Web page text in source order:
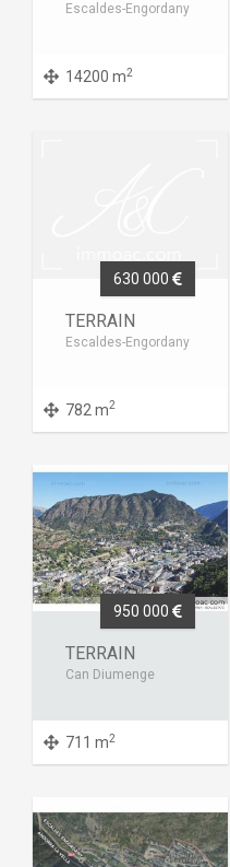
Escaldes-Engordany
14200 m2
630 000
TERRAIN
Escaldes-Engordany
782 m2
950 000
TERRAIN
Can Diumenge
711 m2